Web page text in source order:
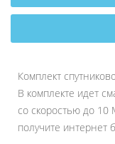
Комплект
В комплекте идет
со скоростью до 10
получите интернет